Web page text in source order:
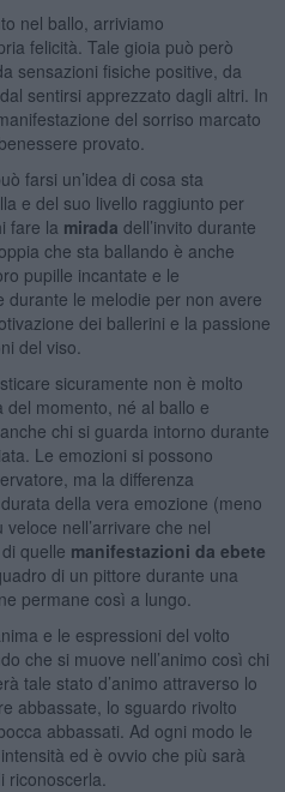
nel ballo, arriviamo
felicità. Tale gioia può però
sensazioni fisiche positive, da
sentirsi apprezzato dagli altri. In
del sorriso marcato
provato.
farsi un’idea di cosa sta
e del suo livello raggiunto per
fare la mirada dell’invito durante
che sta ballando è anche
pupille incantate e le
durante le melodie per non avere
dei ballerini e la passione
del viso.
sicuramente non è molto
momento, né al ballo e
chi si guarda intorno durante
Le emozioni si possono
ma la differenza
della vera emozione (meno
nell’arrivare che nel
quelle manifestazioni da ebete
di un pittore durante una
permane così a lungo.
e le espressioni del volto
che si muove nell’animo così chi
tale stato d’animo attraverso lo
abbassate, lo sguardo rivolto
abbassati. Ad ogni modo le
ed è ovvio che più sarà